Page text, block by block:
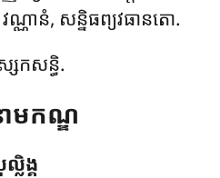
ណានំ, សន្និធព្យវធានតោ.
សកសន្ធិ.
មកណ្ឌ
លិង្គ